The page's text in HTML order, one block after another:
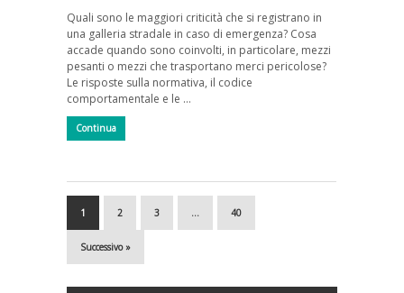
Quali sono le maggiori criticità che si registrano in
una galleria stradale in caso di emergenza? Cosa
accade quando sono coinvolti, in particolare, mezzi
pesanti o mezzi che trasportano merci pericolose?
Le risposte sulla normativa, il codice
comportamentale e le …
Continua
1 2 3 … 40
Successivo »